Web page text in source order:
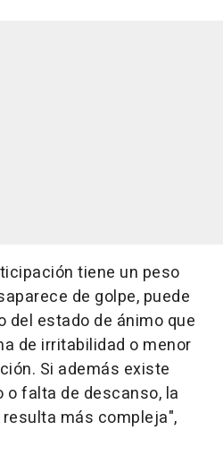
tiene un peso
de golpe, puede
del estado de ánimo que
de irritabilidad o menor
Si además existe
falta de descanso, la
más compleja",